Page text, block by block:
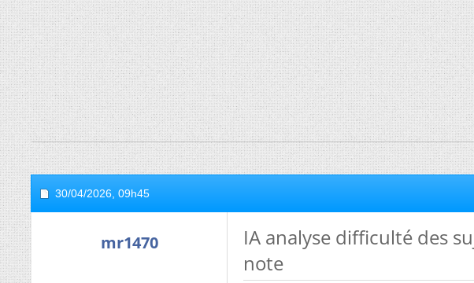
30/04/2026, 09h45
mr1470
IA analyse difficulté des
note